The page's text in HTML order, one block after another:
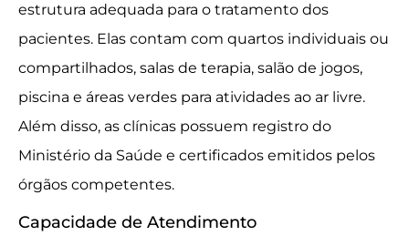
estrutura adequada para o tratamento dos
pacientes. Elas contam com quartos individuais ou
compartilhados, salas de terapia, salão de jogos,
piscina e áreas verdes para atividades ao ar livre.
Além disso, as clínicas possuem registro do
Ministério da Saúde e certificados emitidos pelos
órgãos competentes.
Capacidade de Atendimento